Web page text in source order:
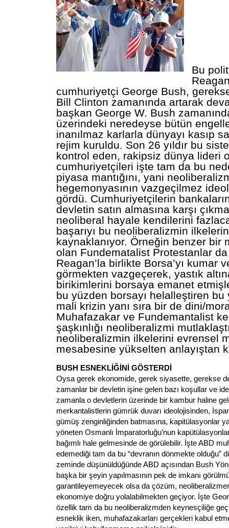
Bu
cumhuriyetçi George Bush,
Bill Clinton zamanında artarak
başkan George W. Bush
üzerindeki neredeyse bütün
inanılmaz karlarla dünyayı kasıp
rejim kuruldu. Son 26 yıldır bu
kontrol eden, rakipsiz dünya lideri
cumhuriyetçileri işte tam da bu
piyasa mantığını, yani
hegemonyasının vazgeçilmez
gördü. Cumhuriyetçilerin bankaların
devletin satın almasına karşı
neoliberal hayale kendilerini
başarıyı bu neoliberalizmin
kaynaklanıyor. Örneğin benzer bir
olan Fundematalist Protestanlar
Reagan’la birlikte Borsa’yı kumar
görmekten vazgeçerek, yastık
birikimlerini borsaya emanet
bu yüzden borsayı helalleştiren bu
mali krizin yanı sıra bir de dini/
Muhafazakar ve Fundemantalist
şaşkınlığı neoliberalizmi
neoliberalizmin ilkelerini evrensel
mesabesine yükselten anlayıştan
BUSH ESNEKLİĞİNİ GÖSTERDİ
Oysa gerek ekonomide, gerek siyasette, gerekse
zamanlar bir devletin işine gelen bazı koşullar ve
zamanla o devletlerin üzerinde bir kambur haline
merkantalistlerin gümrük duvarı ideolojisinden,
gümüş zenginliğinden batmasına, kapitülasyonlar
yöneten Osmanlı İmparatorluğu’nun
bağımlı hale gelmesinde de görülebilir. İşte ABD
edemediği tam da bu “devranın dönmekte olduğu”
zeminde düşünüldüğünde ABD açısından Bush
başka bir şeyin yapılmasının pek de imkanı
garantileyemeyecek olsa da çözüm,
ekonomiye doğru yolalabilmekten geçiyor. İşte
özellik tam da bu neoliberalizmden keynesçiliğe
esneklik iken, muhafazakarları gerçekleri kabul